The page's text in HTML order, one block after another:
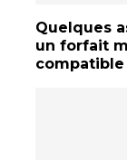
Quelques
un forfait
compatible